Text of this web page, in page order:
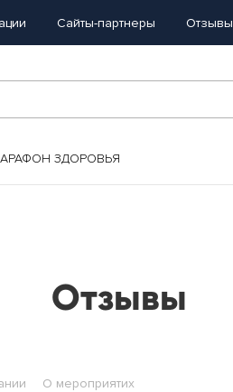
Сайты-партнеры Отзывы
ЗДОРОВЬЯ
Отзывы
О мероприятих